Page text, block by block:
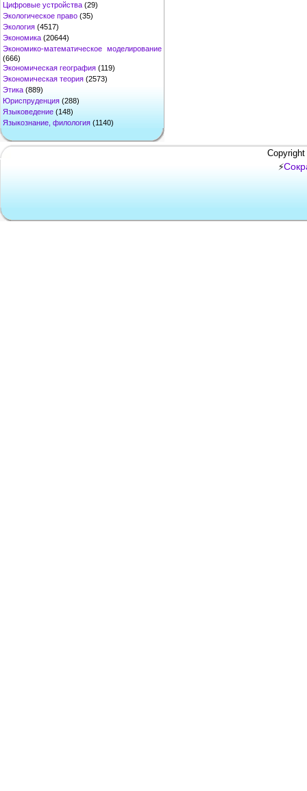
Цифровые устройства (29)
Экологическое право (35)
Экология (4517)
Экономика (20644)
Экономико-математическое моделирование
(666)
Экономическая география (119)
Экономическая теория (2573)
Этика (889)
Юриспруденция (288)
Языковедение (148)
Языкознание, филология (1140)
⚡